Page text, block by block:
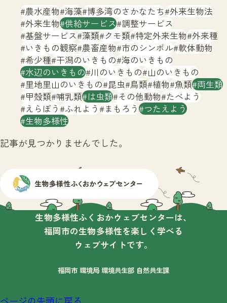
文字サイズ 小 中 大
生物多様性ふくおかウェブセンターとは
サイトマップ
農水産物 海藻 博多湾のさかなたち 外来生物法
外来生物 供給サービス 調整サービス
基盤サービス 藻類 クモ類 特定外来生物 外来種
いきもの観察 農畜産物 市のシンボル 軟体動物
希少種 干潟のいきもの 海のいきもの
水辺のいきもの 川のいきもの 山のいきもの
里地里山のいきもの 昆虫 鳥類 植物 魚類 両生類
甲殻類 哺乳類 は虫類 その他動物 たべよう
えらぼう ふれよう まもろう つたえよう
生物多様性
記事が見つかりませんでした。
生物多様性ふくおかウェブセンターは、
福岡市の生物多様性を楽しく学べる
ウェブサイトです。
福岡市 環境局 環境共生部 自然共生課